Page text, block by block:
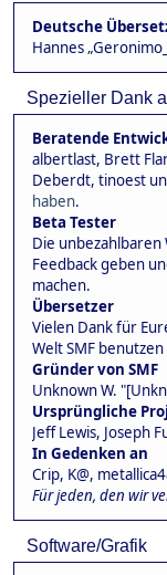
Deutsche
Hannes
Spezieller Dank
Beratende
albertlast, Brett
Deberdt, tinoest
haben.
Beta Tester
Die
Feedback geben
machen.
Übersetzer
Vielen Dank für
Welt SMF
Gründer von SMF
Unknown W.
Ursprüngliche
Jeff Lewis, Joseph
In Gedenken an
Crip, K@,
Für jeden, den wir
Software/Grafik